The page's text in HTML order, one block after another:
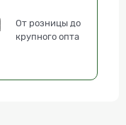
От розницы до
крупного опта